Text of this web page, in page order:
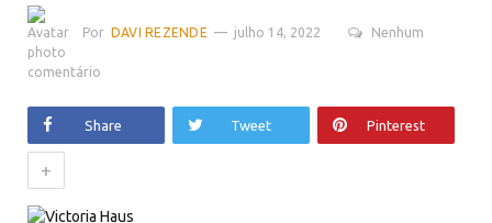
Por DAVI REZENDE julho 14, 2022 Nenhum
comentário
Share Tweet Pinterest
+